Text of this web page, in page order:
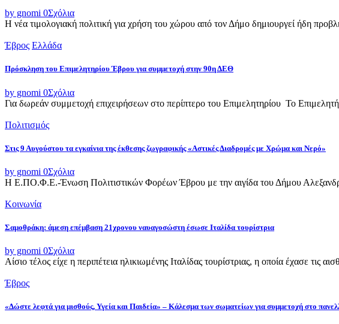
by gnomi 0Σχόλια
Η νέα τιμολογιακή πολιτική για χρήση του χώρου από τον Δήμο δημιουργεί ήδη
Έβρος Ελλάδα
Πρόσκληση του Επιμελητηρίου Έβρου για συμμετοχή στην 90η ΔΕΘ
by gnomi 0Σχόλια
Για δωρεάν συμμετοχή επιχειρήσεων στο περίπτερο του Επιμελητηρίου Το
Πολιτισμός
Στις 9 Αυγούστου τα εγκαίνια της έκθεσης ζωγραφικής «Αστικές Διαδρομές με Χρώμα και Νερό»
by gnomi 0Σχόλια
Η Ε.ΠΟ.Φ.Ε.-Ένωση Πολιτιστικών Φορέων Έβρου με την αιγίδα του Δήμου
Κοινωνία
Σαμοθράκη: άμεση επέμβαση 21χρονου ναυαγοσώστη έσωσε Ιταλίδα τουρίστρια
by gnomi 0Σχόλια
Αίσιο τέλος είχε η περιπέτεια ηλικιωμένης Ιταλίδας τουρίστριας, η οποία έχασε τις
Έβρος
«Δώστε λεφτά για μισθούς, Υγεία και Παιδεία» – Κάλεσμα των σωματείων για συμμετοχή στο